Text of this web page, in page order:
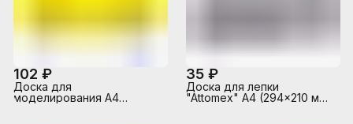
102 ₽
Доска для
моделирования А4
35 ₽
Доска для лепки
"Attomex" A4 (294x210 мм)